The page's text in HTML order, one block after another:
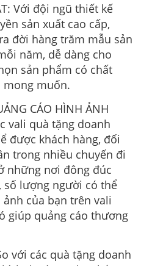
Với đội ngũ thiết kế
sản xuất cao cấp,
đời hàng trăm mẫu sản
năm, dễ dàng cho
sản phẩm có chất
mong muốn.
CÁO HÌNH ẢNH
vali quà tặng doanh
được khách hàng, đối
trong nhiều chuyến đi
những nơi đông đúc
số lượng người có thể
của bạn trên vali
giúp quảng cáo thương
với các quà tặng doanh